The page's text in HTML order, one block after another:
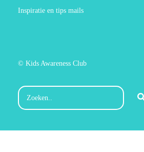
Inspiratie en tips mails
© Kids Awareness Club